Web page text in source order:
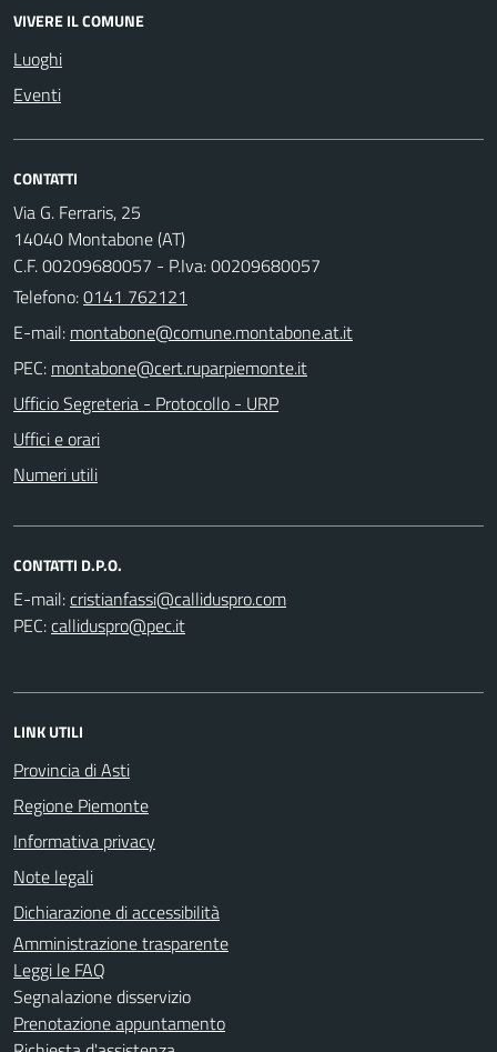
VIVERE IL COMUNE
Luoghi
Eventi
CONTATTI
Via G. Ferraris, 25
14040 Montabone (AT)
C.F. 00209680057 - P.Iva: 00209680057
Telefono:0141 762121
E-mail:
PEC:
Ufficio Segreteria - Protocollo - URP
Uffici e orari
Numeri utili
CONTATTI D.P.O.
E-mail:
PEC:
LINK UTILI
Provincia di Asti
Regione Piemonte
Informativa privacy
Note legali
Dichiarazione di accessibilità
Amministrazione trasparente
Leggi le FAQ
Segnalazione disservizio
Prenotazione appuntamento